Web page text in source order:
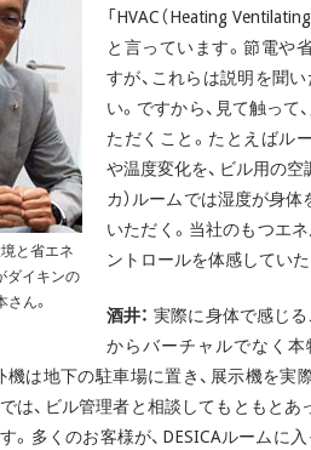
と省エネ
ダイキンの
さん。
「HVAC（Heating
と言っています。節電や
すが、これらは説明を聞
い。ですから、見て触って
ただくこと。たとえばル
や温度変化を、ビル用の空
カ）ルームでは湿度が身
いただく。当社のもつエ
ントロールを体感してい
酒井： 実際に身体で感じ
からバーチャルでなく
機は地下の駐車場に置き、展示機を
では、ビル管理者と相談してもともと
。多くのお客様が、DESICAルームに